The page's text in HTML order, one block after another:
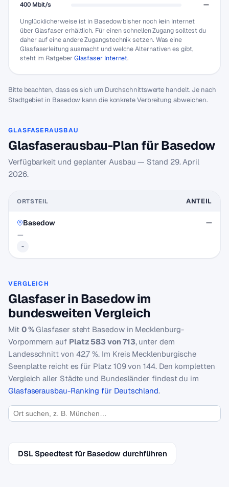
400 Mbit/s
—
Unglücklicherweise ist in Basedow bisher noch kein Internet
über Glasfaser erhältlich. Für einen schnellen Zugang solltest du
daher auf eine andere Zugangstechnik setzen. Was eine
Glasfaserleitung ausmacht und welche Alternativen es gibt,
steht im Ratgeber Glasfaser Internet.
Bitte beachten, dass es sich um Durchschnittswerte handelt. Je nach
Stadtgebiet in Basedow kann die konkrete Verbreitung abweichen.
GLASFASERAUSBAU
Glasfaserausbau-Plan für Basedow
Verfügbarkeit und geplanter Ausbau — Stand 29. April
2026.
ORTSTEIL ANTEIL
Basedow
-
—
—
VERGLEICH
Glasfaser in Basedow im
bundesweiten Vergleich
Mit 0 %Glasfaser steht Basedow in Mecklenburg-
Vorpommern auf Platz 583 von 713, unter dem
Landesschnitt von 42,7 %. Im Kreis Mecklenburgische
Seenplatte reicht es für Platz 109 von 144. Den kompletten
Vergleich aller Städte und Bundesländer findest du im
Glasfaserausbau-Ranking für Deutschland.
DSL Speedtest für Basedow durchführen